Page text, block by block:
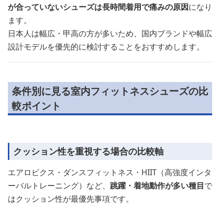
が合っていないシューズは長時間着用で痛みの原因になり
ます。
日本人は幅広・甲高の方が多いため、国内ブランドや幅広
設計モデルを優先的に検討することをおすすめします。
条件別に見る室内フィットネスシューズの比
較ポイント
クッション性を重視する場合の比較軸
エアロビクス・ダンスフィットネス・HIIT（高強度インタ
ーバルトレーニング）など、 跳躍・着地動作が多い種目で
はクッション性が最優先事項です。